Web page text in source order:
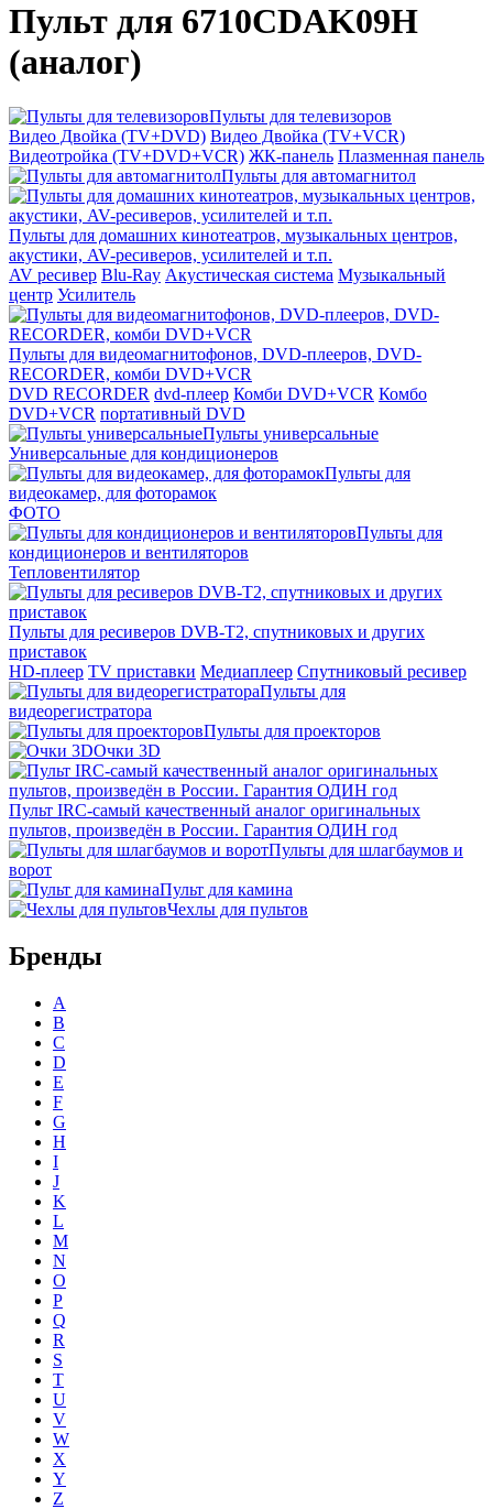
Пульт для 6710CDAK09H
(аналог)
Пульты для телевизоров
Видео Двойка (TV+DVD) Видео Двойка (TV+VCR)
Видеотройка (TV+DVD+VCR) ЖК-панель Плазменная панель
Пульты для автомагнитол
Пульты для домашних кинотеатров, музыкальных центров,
акустики, AV-ресиверов, усилителей и т.п.
AV ресивер Blu-Ray Акустическая система Музыкальный
центр Усилитель
Пульты для видеомагнитофонов, DVD-плееров, DVD-
RECORDER, комби DVD+VCR
DVD RECORDER dvd-плеер Комби DVD+VCR Комбо
DVD+VCR портативный DVD
Пульты универсальные
Универсальные для кондиционеров
Пульты для
видеокамер, для фоторамок
ФОТО
Пульты для
кондиционеров и вентиляторов
Тепловентилятор
Пульты для ресиверов DVB-T2, спутниковых и других
приставок
HD-плеер TV приставки Медиаплеер Спутниковый ресивер
Пульты для
видеорегистратора
Пульты для проекторов
Очки 3D
Пульт IRC-самый качественный аналог оригинальных
пультов, произведён в России. Гарантия ОДИН год
Пульты для шлагбаумов и
ворот
Пульт для камина
Чехлы для пультов
Бренды
A
B
C
D
E
F
G
H
I
J
K
L
M
N
O
P
Q
R
S
T
U
V
W
X
Y
Z